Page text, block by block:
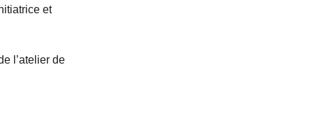
et
l’atelier de